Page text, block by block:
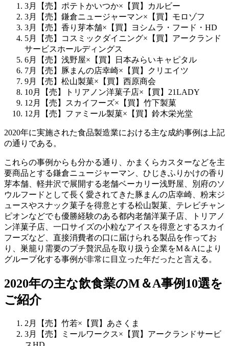
3月【売】ポテトかいつか×【買】カルビー
3月【売】鎌倉ニュージャーマン×【買】モロゾフ
3月【売】香り芽本舗×【買】ヨシムラ・フード・HD
5月【売】コスミックダイニング×【買】アークランド
サービスホールディングス
6月【売】浅野屋×【買】日本みらいキャピタル
7月【売】豚まんの店幸崎×【買】クリエイツ
9月【売】松山製菓×【買】西原商会
10月【売】トリアノン洋菓子店×【買】21LADY
12月【売】スカイフーズ×【買】竹下製菓
12月【売】ファミール製菓×【買】鈴木栄光堂
2020年に実施された食品製造業における主な成約事例は上記
の通りである。
これらの事例からも分かる通り、かまくらカスターなどを主
要商品とする鎌倉ニュージャーマン、ひじきふりかけの香り
芽本舗、軽井沢で展開する老舗ベーカリー浅野屋、別府のソ
ウルフードとして長く愛されてきた豚まんの店幸崎、粉末ジ
ュースやスナック菓子を得意とする松山製菓、テレビチャン
ピオンなどでも優勝経験のある都内老舗洋菓子店、トリアノ
ン洋菓子店、一口サイズの小粒なアイスを得意とするスカイ
フーズなど、直接消費者の口に届けられる製品を作ってお
り、巣籠り需要のプチ贅沢品を取り扱う企業をM＆Aにより
グループ化する事例が非常に目立った年だったと言える。
2020年の主な飲食業のM＆A事例10選を
ご紹介
2月【売】竹若×【買】あさくま
3月【売】ミールワークス×【買】アークランドサービ